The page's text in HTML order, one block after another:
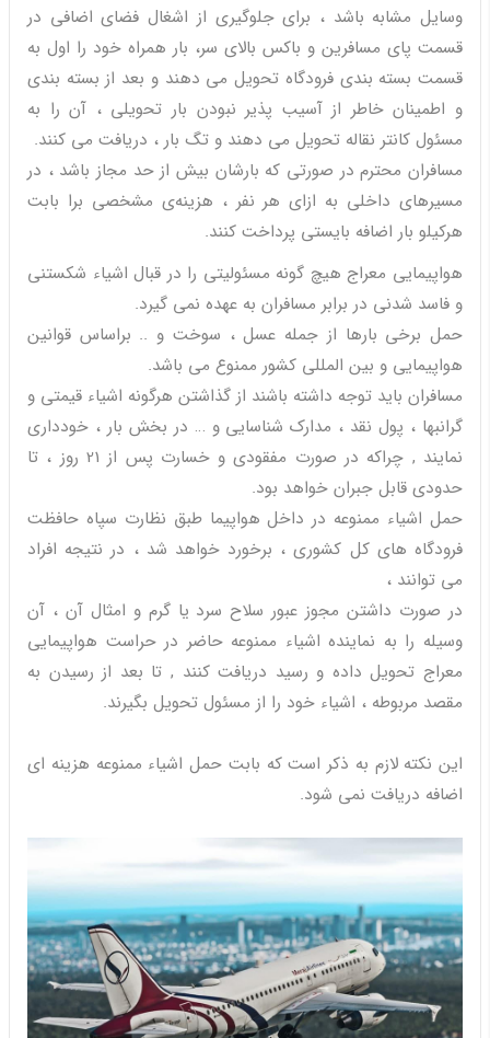
وسایل مشابه باشد ، برای جلوگیری از اشغال فضای اضافی در
قسمت پای مسافرین و باکس بالای سر، بار همراه خود را اول به
قسمت بسته بندی فرودگاه تحویل می دهند و بعد از بسته بندی
و اطمینان خاطر از آسیب پذیر نبودن بار تحویلی ، آن را به
مسئول کانتر نقاله تحویل می دهند و تگ بار ، دریافت می کنند.
مسافران محترم در صورتی که بارشان بیش از حد مجاز باشد ، در
مسیرهای داخلی به ازای هر نفر ، هزینه‌ی مشخصی برا بابت
هرکیلو بار اضافه بایستی پرداخت کنند.
هواپیمایی معراج هیچ گونه مسئولیتی را در قبال اشیاء شکستنی
و فاسد شدنی در برابر مسافران به عهده نمی گیرد.
حمل برخی بارها از جمله عسل ، سوخت و .. براساس قوانین
هواپیمایی و بین المللی کشور ممنوع می باشد.
مسافران باید توجه داشته باشند از گذاشتن هرگونه اشیاء قیمتی و
گرانبها ، پول نقد ، مدارک شناسایی و … در بخش بار ، خودداری
نمایند , چراکه در صورت مفقودی و خسارت پس از 21 روز ، تا
حدودی قابل جبران خواهد بود.
حمل اشیاء ممنوعه در داخل هواپیما طبق نظارت سپاه حافظت
فرودگاه های کل کشوری ، برخورد خواهد شد ، در نتیجه افراد
می توانند ،
در صورت داشتن مجوز عبور سلاح سرد یا گرم و امثال آن ، آن
وسیله را به نماینده اشیاء ممنوعه حاضر در حراست هواپیمایی
معراج تحویل داده و رسید دریافت کنند , تا بعد از رسیدن به
مقصد مربوطه ، اشیاء خود را از مسئول تحویل بگیرند.
این نکته لازم به ذکر است که بابت حمل اشیاء ممنوعه هزینه ای
اضافه دریافت نمی شود.